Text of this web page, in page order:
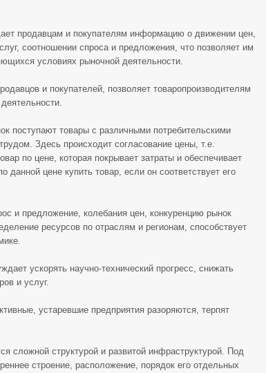
продавцам и покупателям информацию о движении цен,
соотношении спроса и предложения, что позволяет им
условиях рыночной деятельности.
и покупателей, позволяет товаропроизводителям
поступают товары с различными потребительскими
Здесь происходит согласование цены, т.е.
по цене, которая покрывает затраты и обеспечивает
данной цене купить товар, если он соответствует его
и предложение, колебания цен, конкуренцию рынок
ресурсов по отраслям и регионам, способствует
ускорять научно-технический прогресс, снижать
и услуг.
устаревшие предприятия разоряются, терпят
сложной структурой и развитой инфраструктурой. Под
строение, расположение, порядок его отдельных